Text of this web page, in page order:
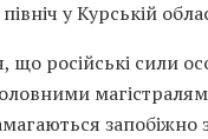
у Курській
що російські сили
запобіжно